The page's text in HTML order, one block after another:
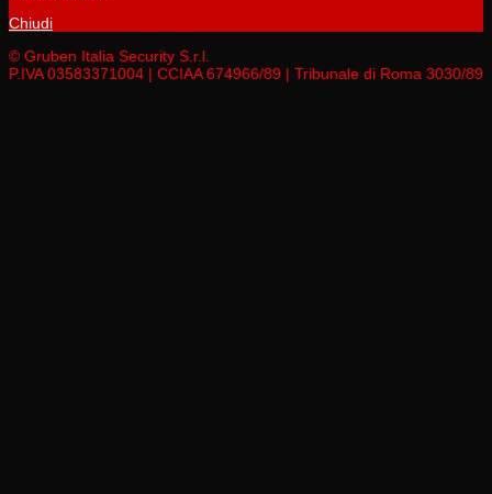
Chiudi
© Gruben Italia Security S.r.l.
P.IVA 03583371004 | CCIAA 674966/89 | Tribunale di Roma 3030/89